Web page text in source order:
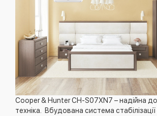
Cooper & Hunter CH-S07XN7 – надійна
техніка. Вбудована система